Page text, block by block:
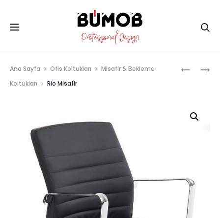
PITHANA
SENEGAL
Ana Sayfa Ofis Koltukları
Misafir & Bekleme
Koltukları
Rio Misafir